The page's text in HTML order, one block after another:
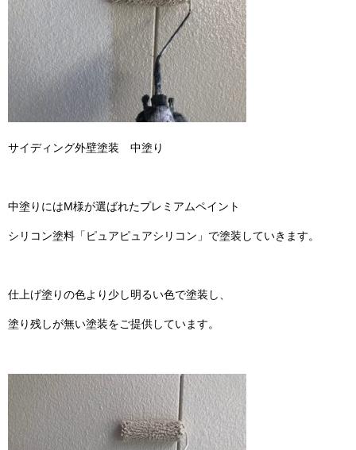
サイディング外壁塗装 中塗り
中塗りにはM様が選ばれたプレミアムペイント
シリコン塗料「ピュアピュアシリコン」で塗装していきます。
仕上げ塗りの色より少し明るい色で塗装し、
塗り残しが無い塗装をご提供しています。